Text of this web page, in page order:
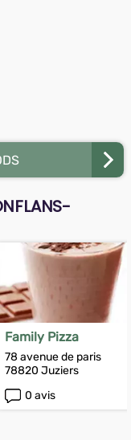
Family Pizza
78 avenue de paris
78820 Juziers
0 avis